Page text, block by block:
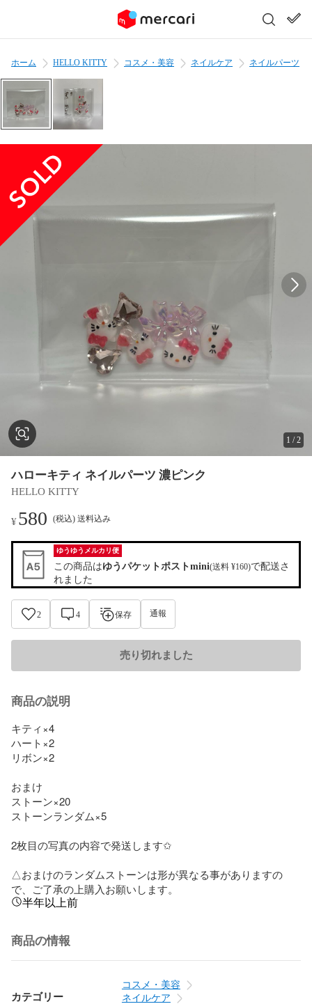
ホーム HELLO KITTY コスメ・美容 ネイルケア ネイルパーツ
1 /2
ハローキティ ネイルパーツ 濃ピンク
HELLO KITTY
¥580 (税込) 送料込み
ゆうゆうメルカリ便
この商品はゆうパケットポストmini(送料 ¥160)で配送さ
れました
2 4 保存 通報
売り切れました
商品の説明
キティ×4
ハート×2
リボン×2
おまけ
ストーン×20
ストーンランダム×5
2枚目の写真の内容で発送します✩
△おまけのランダムストーンは形が異なる事がありますの
で、ご了承の上購入お願いします。
半年以上前
商品の情報
カテゴリー
コスメ・美容
ネイルケア